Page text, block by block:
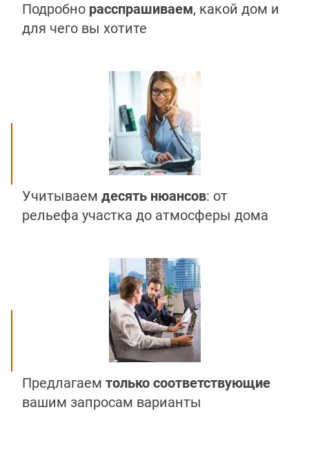
Подробно расспрашиваем, какой дом и
для чего вы хотите
Учитываем десять нюансов: от
рельефа участка до атмосферы дома
Предлагаем только соответствующие
вашим запросам варианты